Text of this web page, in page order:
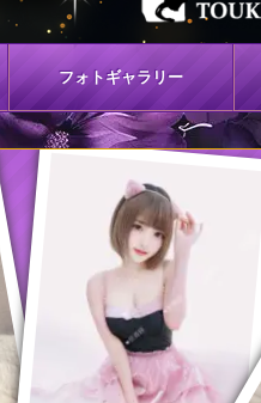
フォトギャラリー